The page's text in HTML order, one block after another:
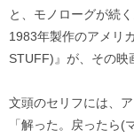
と、モノローグが続く
1983年製作のアメリ
STUFF)』が、その映
文頭のセリフには、
「解った。戻ったら